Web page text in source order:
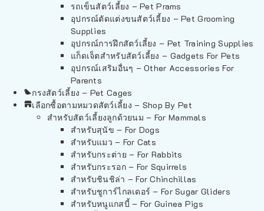
รถเข็นสัตว์เลี้ยง – Pet Prams
อุปกรณ์ตัดแต่งขนสัตว์เลี้ยง – Pet Grooming
Supplies
อุปกรณ์การฝึกสัตว์เลี้ยง – Pet Training Supplies
แก็ดเจ็ตสำหรับสัตว์เลี้ยง – Gadgets For Pets
อุปกรณ์เสริมอื่นๆ – Other Accessories For
Parents
กรงสัตว์เลี้ยง – Pet Cages
เลือกซื้อตามหมวดสัตว์เลี้ยง – Shop By Pet
สำหรับสัตว์เลี้ยงลูกด้วยนม – For Mammals
สำหรับสุนัข – For Dogs
สำหรับแมว – For Cats
สำหรับกระต่าย – For Rabbits
สำหรับกระรอก – For Squirrels
สำหรับชินชิล่า – For Chinchillas
สำหรับชูการ์ไกลเดอร์ – For Sugar Gliders
สำหรับหนูแกสบี้ – For Guinea Pigs